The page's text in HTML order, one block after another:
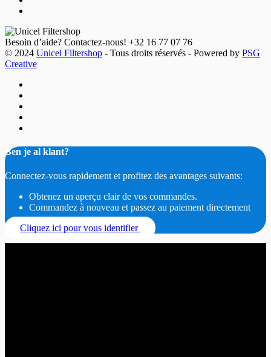
Besoin d’aide? Contactez-nous! +32 16 77 07 76
© 2024 Unicel Filtershop - Tous droits réservés - Powered by PSG
Creative
Ben je al klant?
Connectez-vous rapidement et profitez des avantages suivants:
Obtenez un aperçu clair de vos commandes.
Commandez à nouveau et passez au paiement directement
Cliquez ici pour vous identifier